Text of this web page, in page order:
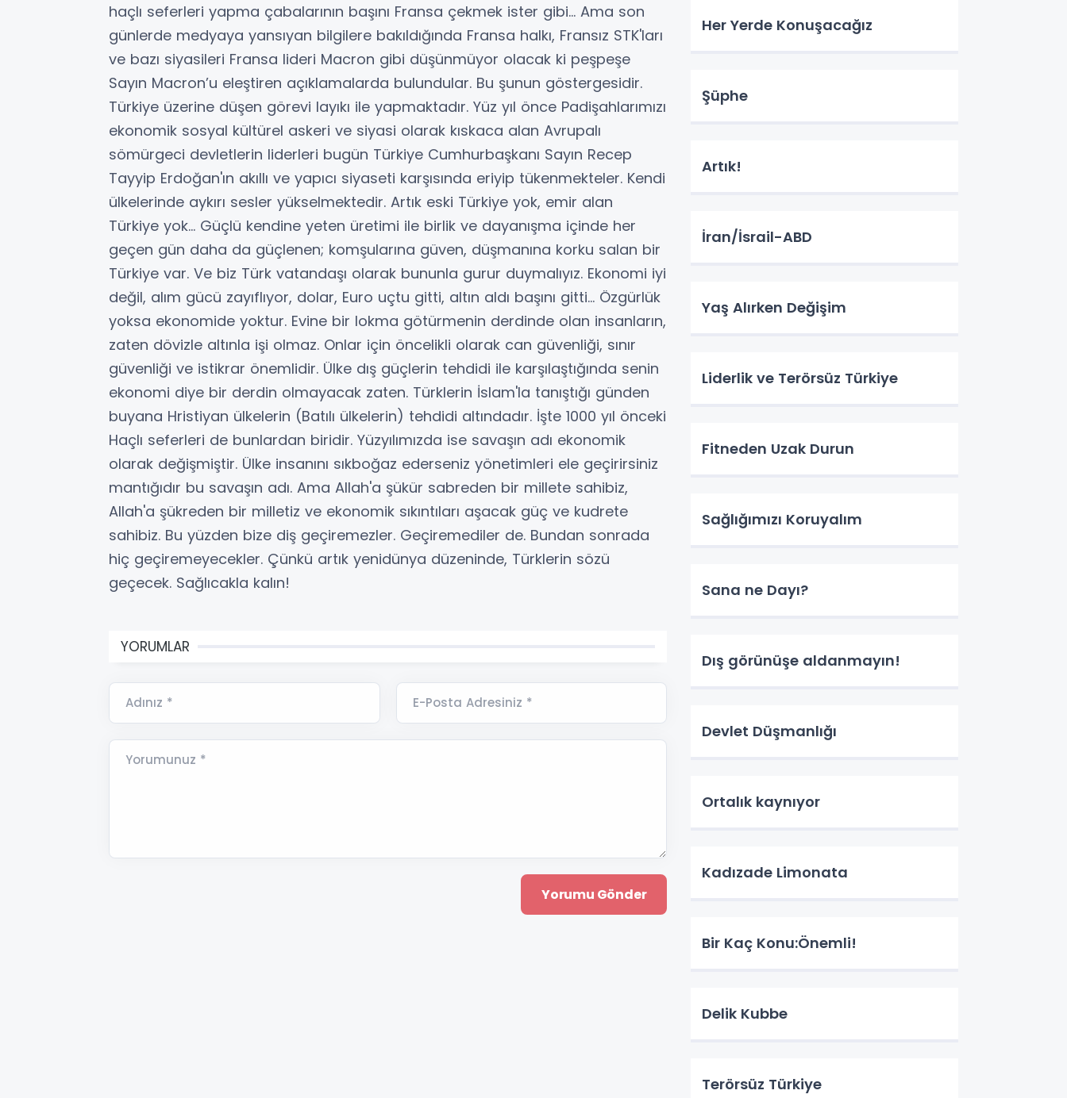
haçlı seferleri yapma çabalarının başını Fransa çekmek ister gibi… Ama son
günlerde medyaya yansıyan bilgilere bakıldığında Fransa halkı, Fransız STK'ları
ve bazı siyasileri Fransa lideri Macron gibi düşünmüyor olacak ki peşpeşe
Sayın Macron’u eleştiren açıklamalarda bulundular. Bu şunun göstergesidir.
Türkiye üzerine düşen görevi layıkı ile yapmaktadır. Yüz yıl önce Padişahlarımızı
ekonomik sosyal kültürel askeri ve siyasi olarak kıskaca alan Avrupalı
sömürgeci devletlerin liderleri bugün Türkiye Cumhurbaşkanı Sayın Recep
Tayyip Erdoğan'ın akıllı ve yapıcı siyaseti karşısında eriyip tükenmekteler. Kendi
ülkelerinde aykırı sesler yükselmektedir. Artık eski Türkiye yok, emir alan
Türkiye yok… Güçlü kendine yeten üretimi ile birlik ve dayanışma içinde her
geçen gün daha da güçlenen; komşularına güven, düşmanına korku salan bir
Türkiye var. Ve biz Türk vatandaşı olarak bununla gurur duymalıyız. Ekonomi iyi
değil, alım gücü zayıflıyor, dolar, Euro uçtu gitti, altın aldı başını gitti… Özgürlük
yoksa ekonomide yoktur. Evine bir lokma götürmenin derdinde olan insanların,
zaten dövizle altınla işi olmaz. Onlar için öncelikli olarak can güvenliği, sınır
güvenliği ve istikrar önemlidir. Ülke dış güçlerin tehdidi ile karşılaştığında senin
ekonomi diye bir derdin olmayacak zaten. Türklerin İslam'la tanıştığı günden
buyana Hristiyan ülkelerin (Batılı ülkelerin) tehdidi altındadır. İşte 1000 yıl önceki
Haçlı seferleri de bunlardan biridir. Yüzyılımızda ise savaşın adı ekonomik
olarak değişmiştir. Ülke insanını sıkboğaz ederseniz yönetimleri ele geçirirsiniz
mantığıdır bu savaşın adı. Ama Allah'a şükür sabreden bir millete sahibiz,
Allah'a şükreden bir milletiz ve ekonomik sıkıntıları aşacak güç ve kudrete
sahibiz. Bu yüzden bize diş geçiremezler. Geçiremediler de. Bundan sonrada
hiç geçiremeyecekler. Çünkü artık yenidünya düzeninde, Türklerin sözü
geçecek. Sağlıcakla kalın!
YORUMLAR
Adınız * E-Posta Adresiniz *
Yorumunuz *
Her Yerde Konuşacağız
Şüphe
Artık!
İran/İsrail-ABD
Yaş Alırken Değişim
Liderlik ve Terörsüz Türkiye
Fitneden Uzak Durun
Sağlığımızı Koruyalım
Sana ne Dayı?
Dış görünüşe aldanmayın!
Devlet Düşmanlığı
Ortalık kaynıyor
Kadızade Limonata
Bir Kaç Konu:Önemli!
Delik Kubbe
Terörsüz Türkiye